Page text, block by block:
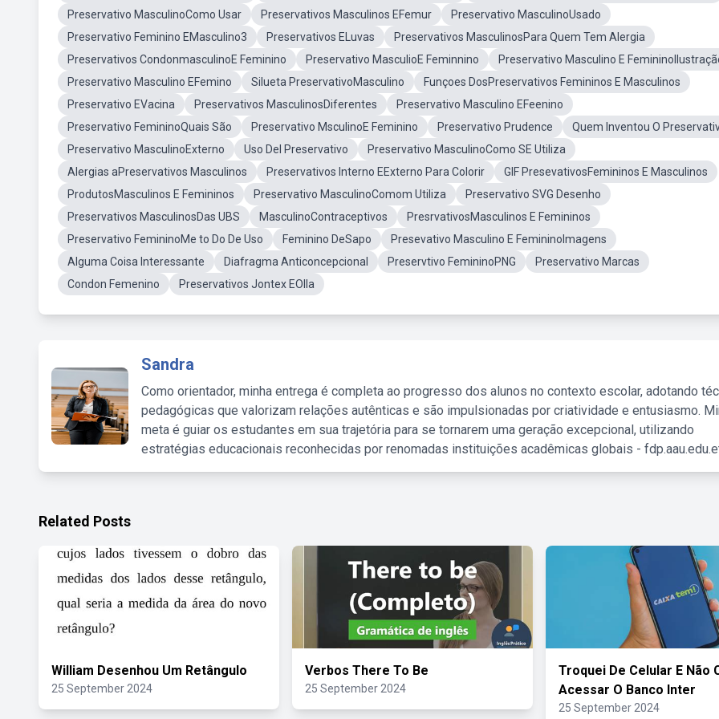
Preservativo MasculinoComo Usar Preservativos Masculinos EFemur
Preservativo MasculinoUsado
Preservativo Feminino EMasculino3
Preservativos ELuvas
Preservativos MasculinosPara Quem Tem Alergia
Preservativos CondonmasculinoE Feminino
Preservativo MasculioE Feminnino
Preservativo Masculino E
Preservativo Masculino EFemino
Silueta PreservativoMasculino
Funçoes DosPreservativos Femininos E Masculinos
Preservativo EVacina
Preservativos MasculinosDiferentes
Preservativo Masculino EFeenino
Preservativo FemininoQuais São
Preservativo MsculinoE Feminino Preservativo Prudence
Quem Inventou O
Preservativo MasculinoExterno
Uso Del Preservativo
Preservativo MasculinoComo SE Utiliza
Alergias aPreservativos Masculinos
Preservativos Interno EExterno Para Colorir
GIF PresevativosFemininos E Masculinos
ProdutosMasculinos E Femininos
Preservativo MasculinoComom Utiliza
Preservativo SVG Desenho
Preservativos MasculinosDas UBS
MasculinoContraceptivos
PresrvativosMasculinos E Femininos
Preservativo FemininoMe to Do De Uso
Feminino DeSapo
Presevativo Masculino E FemininoImagens
Alguma Coisa Interessante
Diafragma Anticoncepcional Preservtivo FemininoPNG
Preservativo Marcas
Condon Femenino
Preservativos Jontex EOlla
Sandra
Como orientador, minha entrega é completa ao progresso dos alunos no contexto escolar, adotando
pedagógicas que valorizam relações autênticas e são impulsionadas por criatividade e entusiasmo.
meta é guiar os estudantes em sua trajetória para se tornarem uma geração excepcional, utilizando
estratégias educacionais reconhecidas por renomadas instituições acadêmicas globais -
Related Posts
William Desenhou Um Retângulo
25 September 2024
Verbos There To Be
25 September 2024
Troquei De Celular E Não
Acessar O Banco Inter
25 September 2024